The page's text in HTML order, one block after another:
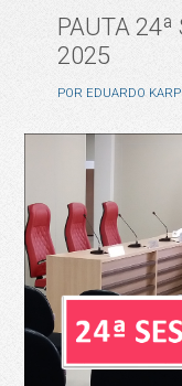
PAUTA 24ª
2025
POR EDUARDO